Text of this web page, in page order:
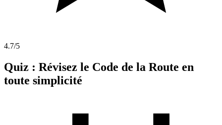
4.7/5
Quiz : Révisez le Code de la Route en
toute simplicité